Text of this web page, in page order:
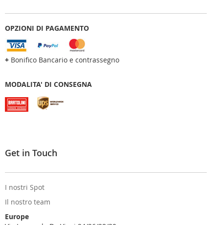
OPZIONI DI PAGAMENTO
+ Bonifico Bancario e contrassegno
MODALITA' DI CONSEGNA
Get in Touch
I nostri Spot
Il nostro team
Europe